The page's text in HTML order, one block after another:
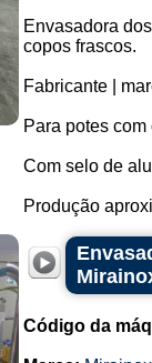
Envasadora
copos frascos.
Fabricante |
Para potes
Com selo de
Produção
Código da